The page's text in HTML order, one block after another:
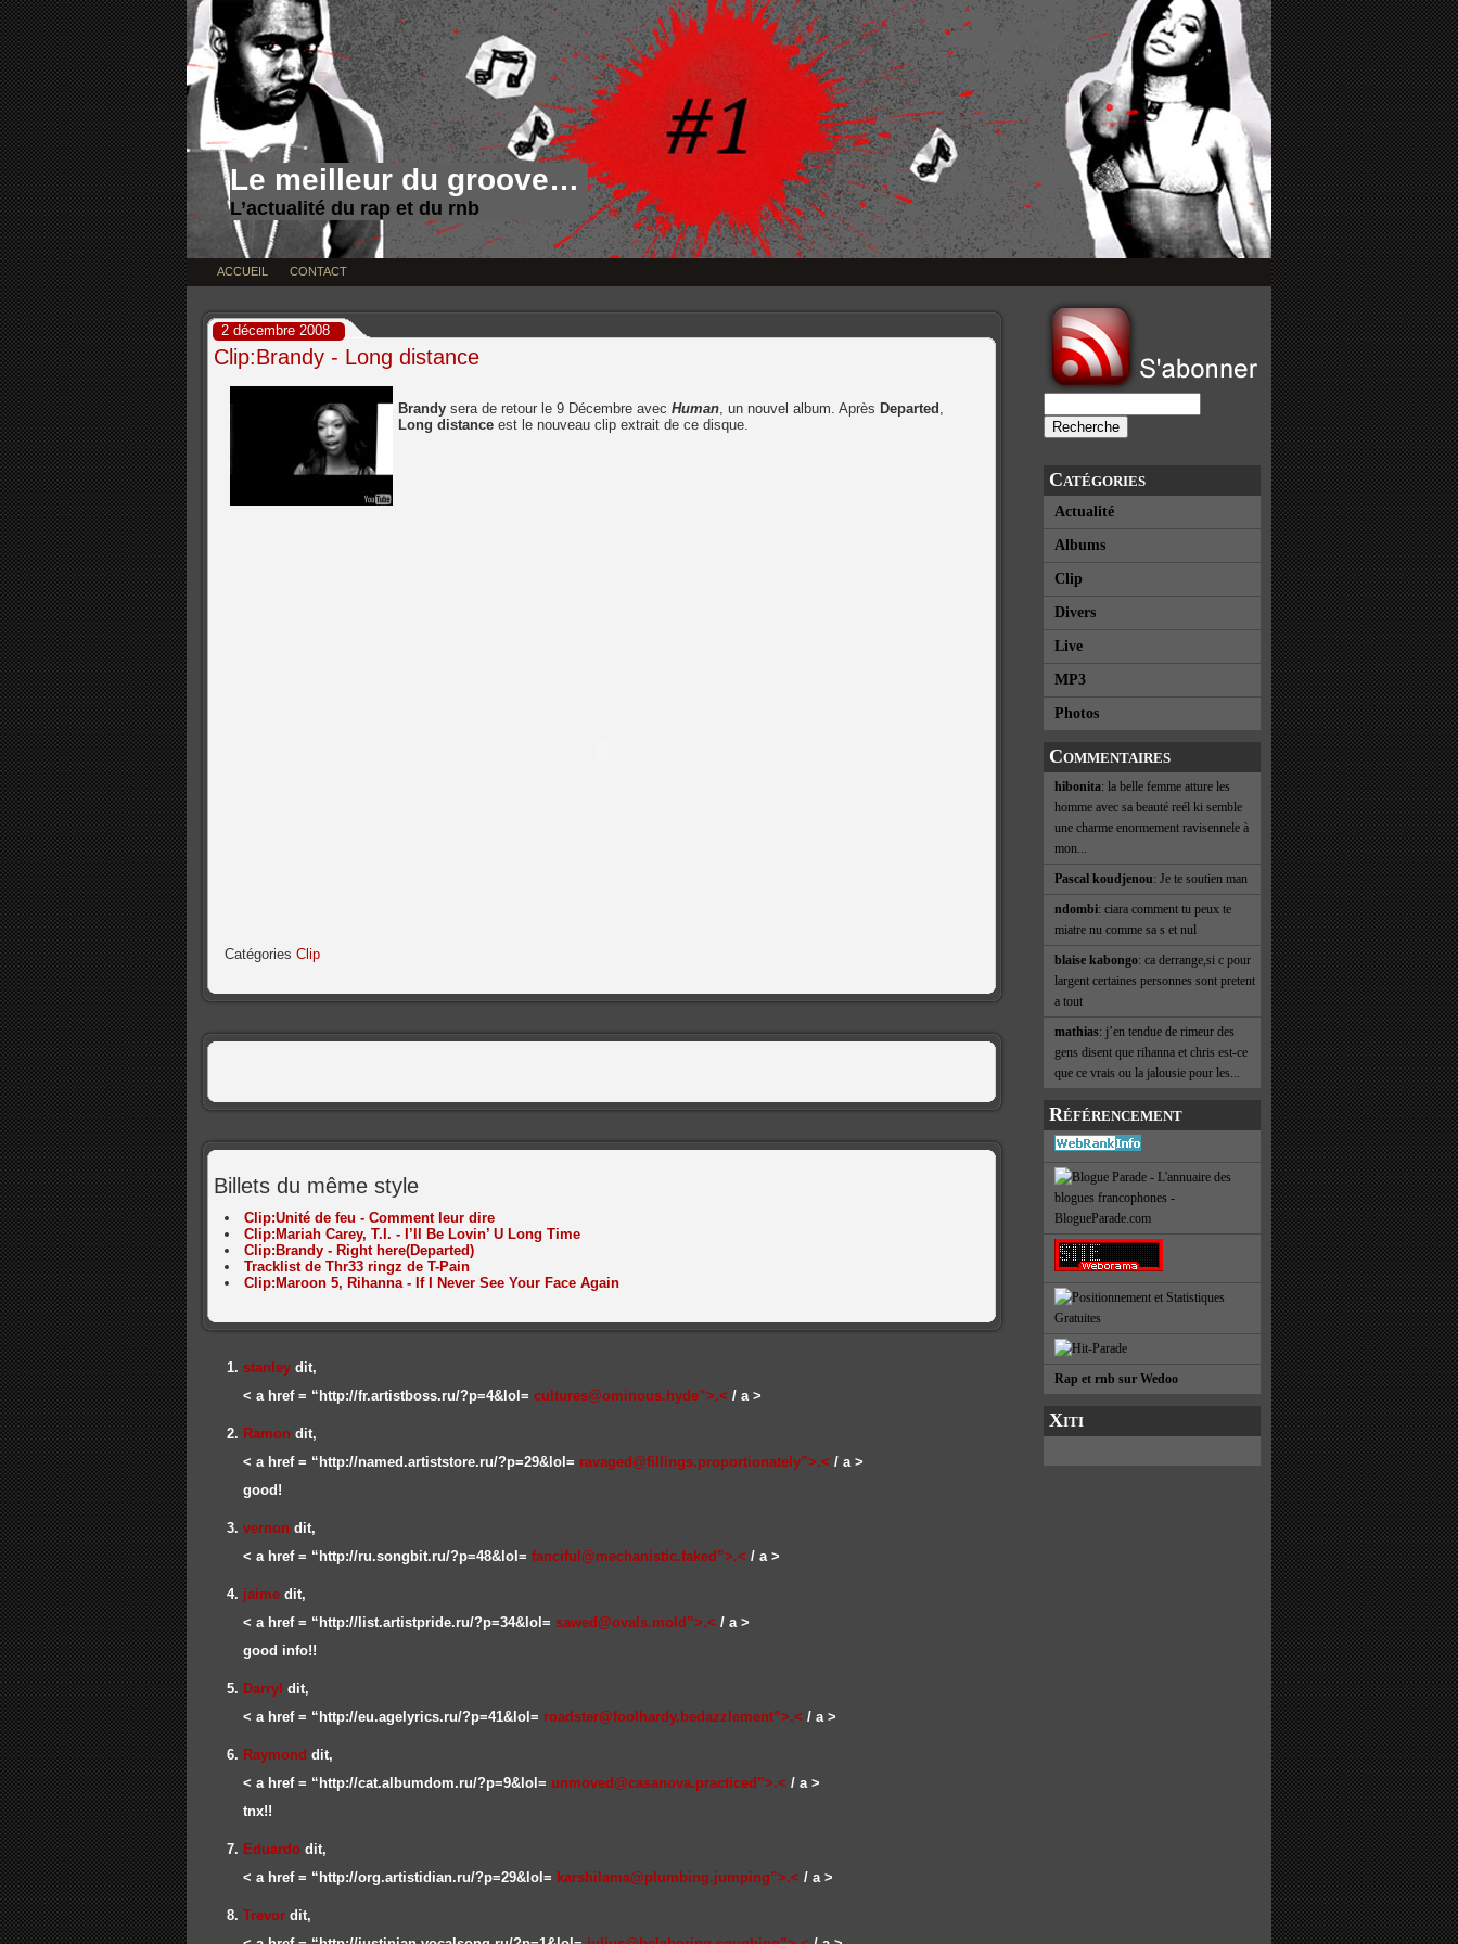
Le meilleur du groove…
L’actualité du rap et du rnb
ACCUEIL CONTACT
Catégories
Actualité
Albums
Clip
Divers
Live
MP3
Photos
Commentaires
hibonita: la belle femme atture les
homme avec sa beauté reél ki semble
une charme enormement ravisennele à
mon...
Pascal koudjenou: Je te soutien man
ndombi: ciara comment tu peux te
miatre nu comme sa s et nul
blaise kabongo: ca derrange,si c pour
largent certaines personnes sont pretent
a tout
mathias: j’en tendue de rimeur des
gens disent que rihanna et chris est-ce
que ce vrais ou la jalousie pour les...
Référencement
Rap et rnb sur Wedoo
Xiti
2 décembre 2008
Clip:Brandy - Long distance
Brandy sera de retour le 9 Décembre avec Human, un nouvel album. Après Departed ,
Long distance est le nouveau clip extrait de ce disque.
Catégories Clip
Billets du même style
Clip:Unité de feu - Comment leur dire
Clip:Mariah Carey, T.I. - I’ll Be Lovin’ U Long Time
Clip:Brandy - Right here(Departed)
Tracklist de Thr33 ringz de T-Pain
Clip:Maroon 5, Rihanna - If I Never See Your Face Again
stanley dit,
< a href = “http://fr.artistboss.ru/?p=4&lol= cultures@ominous.hyde”>.< / a >
Ramon dit,
< a href = “http://named.artiststore.ru/?p=29&lol= ravaged@fillings.proportionately”>.< / a >
good!
vernon dit,
< a href = “http://ru.songbit.ru/?p=48&lol= fanciful@mechanistic.faked”>.< / a >
jaime dit,
< a href = “http://list.artistpride.ru/?p=34&lol= sawed@ovals.mold”>.< / a >
good info!!
Darryl dit,
< a href = “http://eu.agelyrics.ru/?p=41&lol= roadster@foolhardy.bedazzlement”>.< / a >
Raymond dit,
< a href = “http://cat.albumdom.ru/?p=9&lol= unmoved@casanova.practiced”>.< / a >
tnx!!
Eduardo dit,
< a href = “http://org.artistidian.ru/?p=29&lol= karshilama@plumbing.jumping”>.< / a >
Trevor dit,